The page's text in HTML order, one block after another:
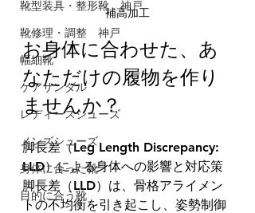
靴型装具・整形靴 神戸
靴修理・調整 神戸
幅細靴
ケアサンダル
レディースシューズ
メンズシューズ
身体に合った靴
目的に合う靴
補高加工
お身体に合わせた、あ
なただけの履物を作り
ませんか？
脚長差（Leg Length Discrepancy:
LLD）による身体への影響と対応策
脚長差（LLD）は、骨格アライメン
トの不均衡を引き起こし、姿勢制御